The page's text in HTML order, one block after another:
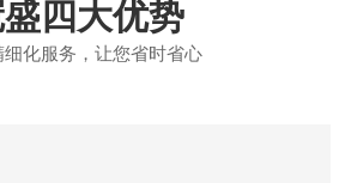
四大优势
细化服务，让您省时省心